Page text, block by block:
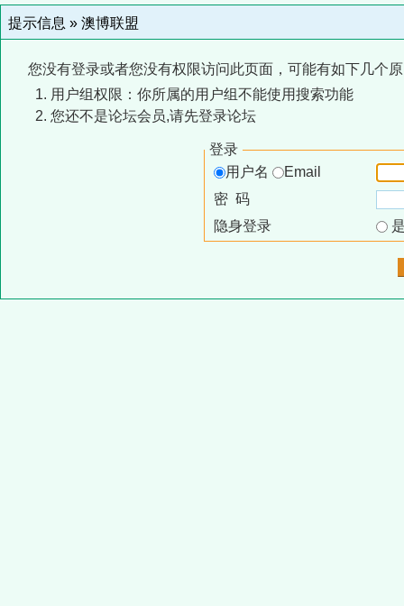
提示信息 » 澳博联盟
您没有登录或者您没有权限访问此页面，可能有如下几个
用户组权限：你所属的用户组不能使用搜索功能
您还不是论坛会员,请先登录论坛
登录
用户名
Email
密 码
隐身登录